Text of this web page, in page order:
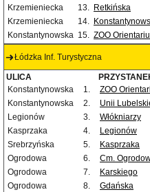
Krzemieniecka
13. Retkińska
Krzemieniecka
14.
Konstantynowska 15. ZOO
Łódzka Inf. Turystyczna
ULICA
Konstantynowska
1. ZOO
Konstantynowska
2. Unii
Legionów
3. Włókniarzy
Kasprzaka
4. Legionów
Srebrzyńska
5. Kasprzaka
Ogrodowa
6. Cm.
Ogrodowa
7. Karskiego
Ogrodowa
8. Gdańska